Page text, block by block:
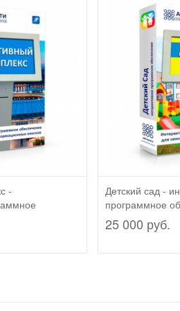
-
Детский сад -
программное
25 000 руб.